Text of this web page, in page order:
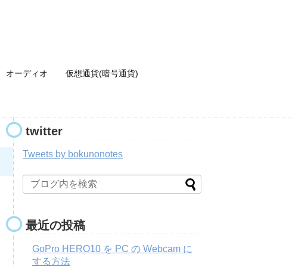
オーディオ 仮想通貨(暗号通貨)
twitter
Tweets by bokunonotes
最近の投稿
GoPro HERO10 を PC の Webcam に
する方法